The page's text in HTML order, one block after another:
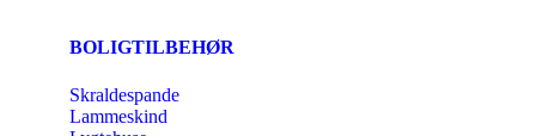
BOLIGTILBEHØR
Skraldespande
Lammeskind